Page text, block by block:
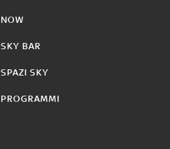
NOW
SKY BAR
SPAZI SKY
PROGRAMMI